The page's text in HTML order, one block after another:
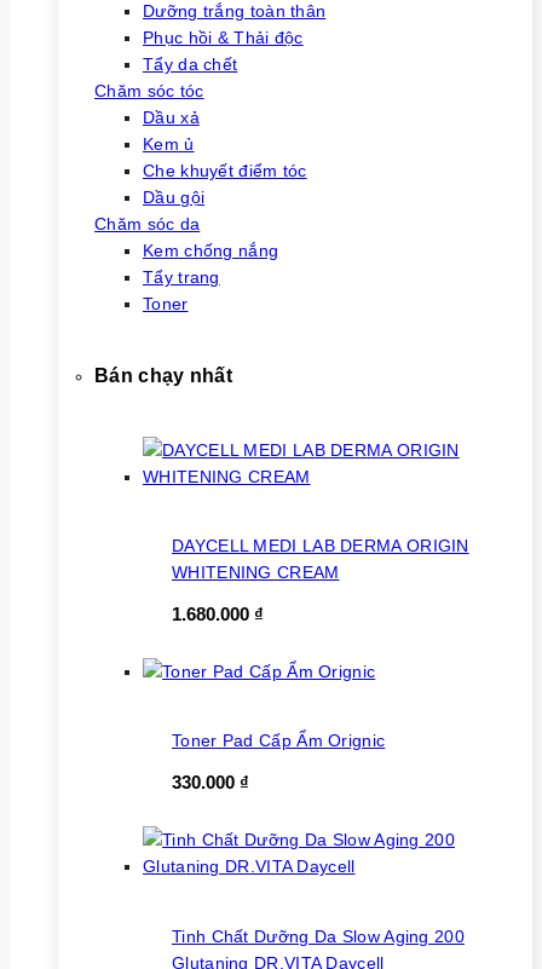
Dưỡng trắng toàn thân
Phục hồi & Thải độc
Tẩy da chết
Chăm sóc tóc
Dầu xả
Kem ủ
Che khuyết điểm tóc
Dầu gội
Chăm sóc da
Kem chống nắng
Tẩy trang
Toner
Bán chạy nhất
DAYCELL MEDI LAB DERMA ORIGIN
WHITENING CREAM
1.680.000 ₫
Toner Pad Cấp Ẩm Orignic
330.000 ₫
Tinh Chất Dưỡng Da Slow Aging 200
Glutaning DR.VITA Daycell